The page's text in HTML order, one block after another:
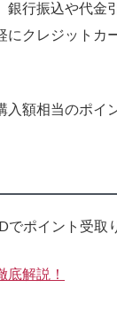
行振込や代金
クレジットカ
額相当のポイ
ポイント受取
解説！